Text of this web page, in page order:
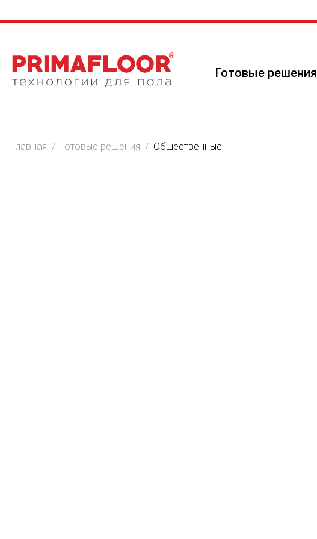
Готовые решения
Главная / Готовые решения / Общественные